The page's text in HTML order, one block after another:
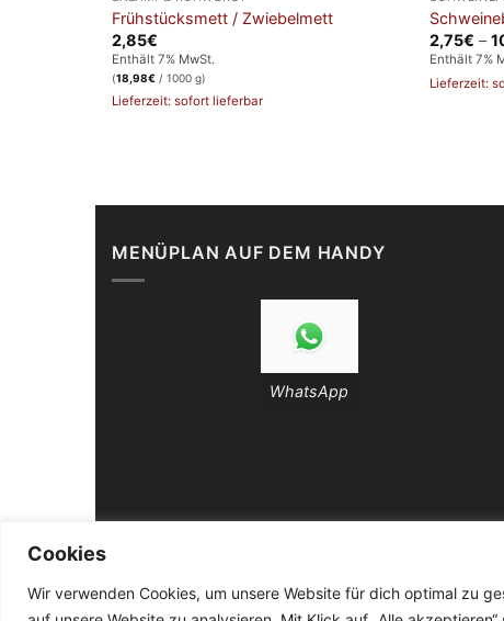
Cookies
Wir verwenden Cookies, um unsere Website für dich optimal zu
Frühstücksmett / Zwiebelmett
2,85€
Enthält 7% MwSt.
(18,98€/ 1000 g)
Lieferzeit: sofort lieferbar
2,75€ –
Enthält 7%
Lieferzeit:
MENÜPLAN AUF DEM HANDY
WhatsApp